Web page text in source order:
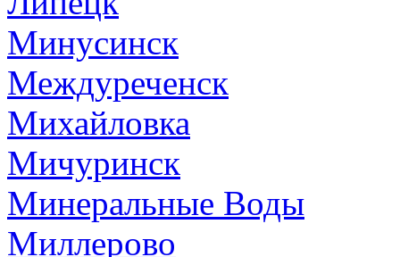
Минусинск
Междуреченск
Михайловка
Мичуринск
Минеральные Воды
Миллерово